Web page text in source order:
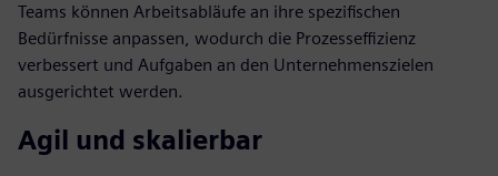
Teams können Arbeitsabläufe an ihre spezifischen
Bedürfnisse anpassen, wodurch die Prozesseffizienz
verbessert und Aufgaben an den Unternehmenszielen
ausgerichtet werden.
Agil und skalierbar